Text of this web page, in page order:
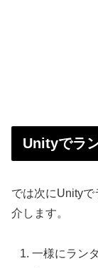
Unityでラ
では次にUnity
介します。
一様にラン